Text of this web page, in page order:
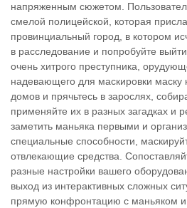
напряженным сюжетом.
смелой полицейской, которая
провинциальный город, в котором
в расследование и попробуйте
очень хитрого преступника,
надевающего для маскировки маску
домов и прячьтесь в зарослях,
применяйте их в разных загадках и
заметить маньяка первыми и
специальные способности,
отвлекающие средства.
разные настройки вашего
выход из интерактивных сложных
прямую конфронтацию с маньяком и